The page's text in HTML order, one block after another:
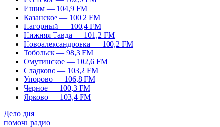
Ишим — 104,9 FM
Казанское — 100,2 FM
Нагорный — 100,4 FM
Нижняя Тавда — 101,2 FM
Новоалександровка — 100,2 FM
Тобольск — 98,3 FM
Омутинское — 102,6 FM
Сладково — 103,2 FM
Упорово — 106,8 FM
Черное — 100,3 FM
Ярково — 103,4 FM
Дело дня
помочь радио